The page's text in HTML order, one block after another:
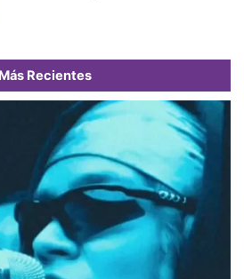
Más Recientes